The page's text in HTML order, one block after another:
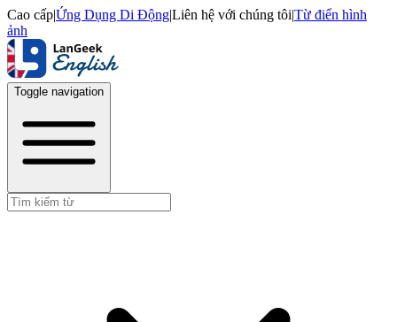
Cao cấp|Ứng Dụng Di Động|Liên hệ với chúng tôi|Từ điển hình
ảnh
Toggle navigation